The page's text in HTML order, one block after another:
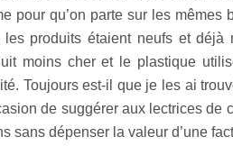
pour qu’on parte sur les
les produits étaient neufs et déjà
moins cher et le plastique
Toujours est-il que je les ai
de suggérer aux lectrices
sans dépenser la valeur d’une